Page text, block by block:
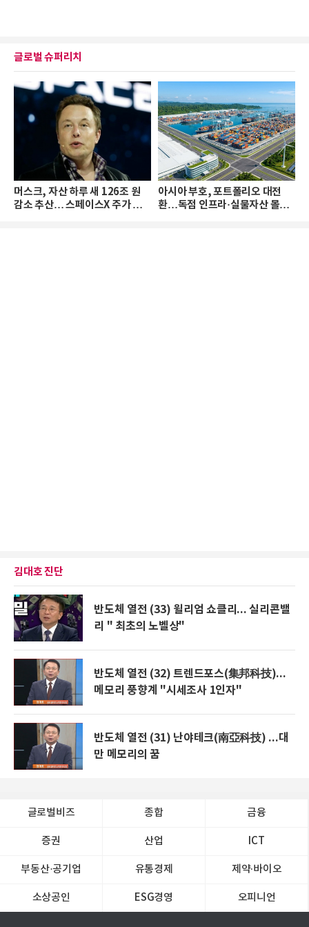
글로벌 슈퍼리치
머스크, 자산 하루 새 126조 원
감소 추산… 스페이스X 주가 하
아시아 부호, 포트폴리오 대전
환…독점 인프라·실물자산 몰린
김대호 진단
반도체 열전 (33) 윌리엄 쇼클리... 실리콘밸
리 " 최초의 노벨상"
반도체 열전 (32) 트렌드포스(集邦科技)...
메모리 풍향계 "시세조사 1인자"
반도체 열전 (31) 난야테크(南亞科技) ...대
만 메모리의 꿈
글로벌비즈 종합 금융
증권 산업 ICT
부동산·공기업 유통경제 제약∙바이오
소상공인 ESG경영 오피니언